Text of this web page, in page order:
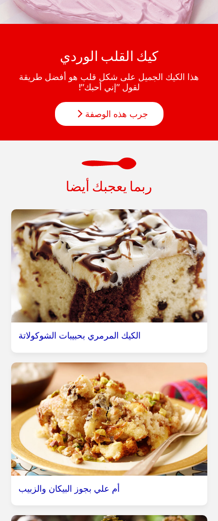
كيك القلب الوردي
هذا الكيك الجميل على شكل قلب هو أفضل طريقة
لقول "إني أحبك"!
جرب هذه الوصفة
ربما يعجبك أيضا
الكيك المرمري بحبيبات الشوكولاتة
أم علي بجوز البيكان والزبيب